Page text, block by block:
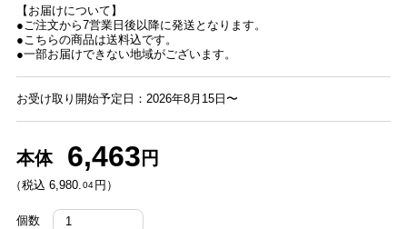
【お届けについて】
●ご注文から7営業日後以降に発送となります。
●こちらの商品は送料込です。
●一部お届けできない地域がございます。
お受け取り開始予定日：2026年8月15日〜
本体 6,463 円
（税込 6,980. 04 円）
個数